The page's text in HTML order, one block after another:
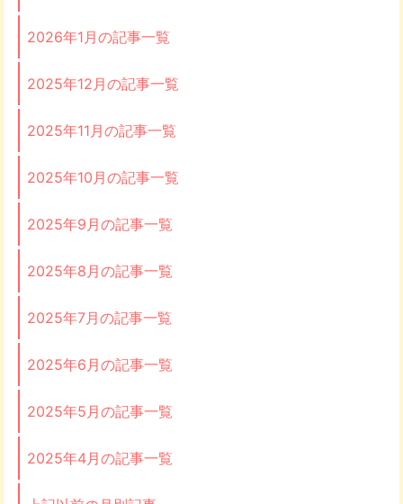
2026年1月の記事一覧
2025年12月の記事一覧
2025年11月の記事一覧
2025年10月の記事一覧
2025年9月の記事一覧
2025年8月の記事一覧
2025年7月の記事一覧
2025年6月の記事一覧
2025年5月の記事一覧
2025年4月の記事一覧